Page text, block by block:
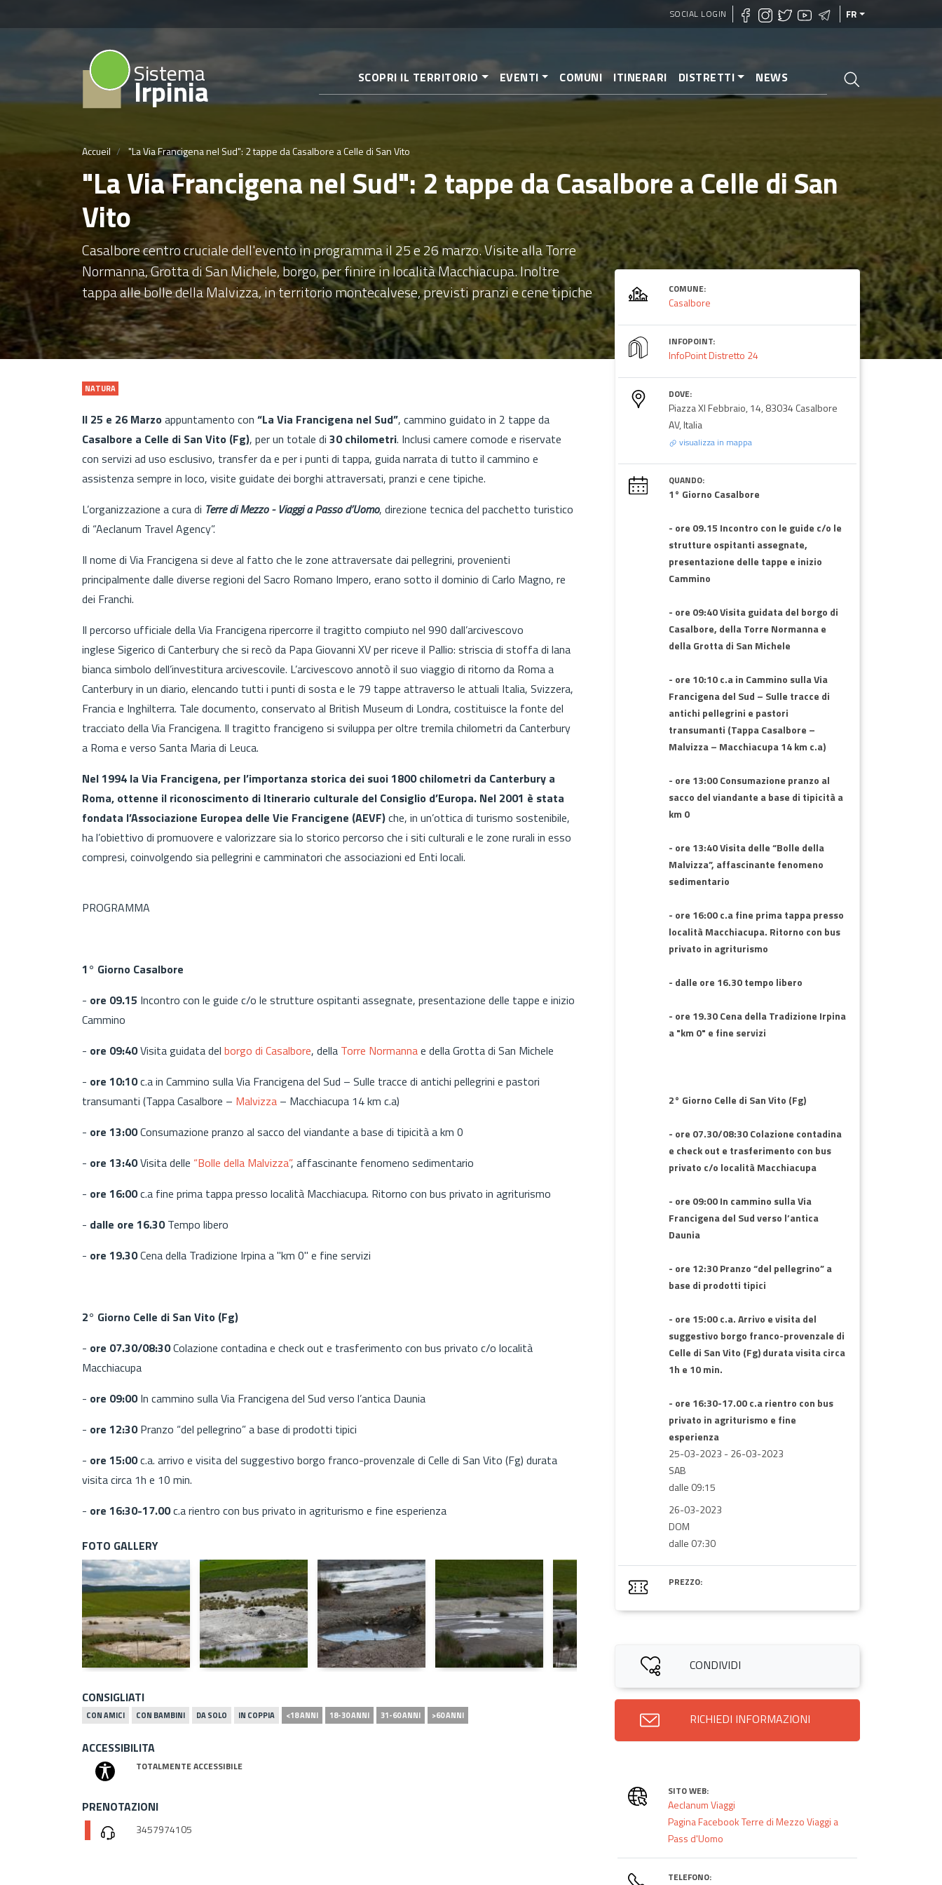
au
principal
SOCIAL LOGIN FR
Sistema
Irpinia SCOPRI IL TERRITORIO EVENTI COMUNI ITINERARI DISTRETTI NEWS
Accueil "La Via Francigena nel Sud": 2 tappe da Casalbore a Celle di San Vito
"La Via Francigena nel Sud": 2 tappe da Casalbore a Celle di San
Vito
Casalbore centro cruciale dell'evento in programma il 25 e 26 marzo. Visite alla Torre
Normanna, Grotta di San Michele, borgo, per finire in località Macchiacupa. Inoltre
tappa alle bolle della Malvizza, in territorio montecalvese, previsti pranzi e cene tipiche
NATURA
Il 25 e 26 Marzoappuntamento con “La Via Francigena nel Sud”, cammino guidato in 2 tappe da
Casalbore a Celle di San Vito (Fg), per un totale di 30 chilometri. Inclusi camere comode e riservate
con servizi ad uso esclusivo, transfer da e per i punti di tappa, guida narrata di tutto il cammino e
assistenza sempre in loco, visite guidate dei borghi attraversati, pranzi e cene tipiche.
L’organizzazione a cura di Terre di Mezzo - Viaggi a Passo d’Uomo, direzione tecnica del pacchetto turistico
di “Aeclanum Travel Agency”.
Il nome di Via Francigena si deve al fatto che le zone attraversate dai pellegrini, provenienti
principalmente dalle diverse regioni del Sacro Romano Impero, erano sotto il dominio di Carlo Magno, re
dei Franchi.
Il percorso ufficiale della Via Francigena ripercorre il tragitto compiuto nel 990 dall’arcivescovo
inglese Sigerico di Canterbury che si recò da Papa Giovanni XV per riceve il Pallio: striscia di stoffa di lana
bianca simbolo dell’investitura arcivescovile. L’arcivescovo annotò il suo viaggio di ritorno da Roma a
Canterbury in un diario, elencando tutti i punti di sosta e le 79 tappe attraverso le attuali Italia, Svizzera,
Francia e Inghilterra. Tale documento, conservato al British Museum di Londra, costituisce la fonte del
tracciato della Via Francigena. Il tragitto francigeno si sviluppa per oltre tremila chilometri da Canterbury
a Roma e verso Santa Maria di Leuca.
Nel 1994 la Via Francigena, per l’importanza storica dei suoi 1800 chilometri da Canterbury a
Roma, ottenne il riconoscimento di Itinerario culturale del Consiglio d’Europa. Nel 2001 è stata
fondata l’Associazione Europea delle Vie Francigene (AEVF)che, in un’ottica di turismo sostenibile,
ha l’obiettivo di promuovere e valorizzare sia lo storico percorso che i siti culturali e le zone rurali in esso
compresi, coinvolgendo sia pellegrini e camminatori che associazioni ed Enti locali.
PROGRAMMA
1° Giorno Casalbore
- ore 09.15 Incontro con le guide c/o le strutture ospitanti assegnate, presentazione delle tappe e inizio
Cammino
- ore 09:40Visita guidata del borgo di Casalbore, della Torre Normannae della Grotta di San Michele
- ore 10:10c.a in Cammino sulla Via Francigena del Sud – Sulle tracce di antichi pellegrini e pastori
transumanti (Tappa Casalbore – Malvizza – Macchiacupa 14 km c.a)
- ore 13:00Consumazione pranzo al sacco del viandante a base di tipicità a km 0
- ore 13:40Visita delle “Bolle della Malvizza”, affascinante fenomeno sedimentario
- ore 16:00c.a fine prima tappa presso località Macchiacupa. Ritorno con bus privato in agriturismo
- dalle ore 16.30Tempo libero
- ore 19.30Cena della Tradizione Irpina a "km 0" e fine servizi
2° Giorno Celle di San Vito (Fg)
- ore 07.30/08:30Colazione contadina e check out e trasferimento con bus privato c/o località
Macchiacupa
- ore 09:00In cammino sulla Via Francigena del Sud verso l’antica Daunia
- ore 12:30Pranzo “del pellegrino” a base di prodotti tipici
- ore 15:00c.a. arrivo e visita del suggestivo borgo franco-provenzale di Celle di San Vito (Fg) durata
visita circa 1h e 10 min.
- ore 16:30-17.00c.a rientro con bus privato in agriturismo e fine esperienza
FOTO GALLERY
CONSIGLIATI
CON AMICI CON BAMBINI DA SOLO IN COPPIA <18 ANNI 18-30 ANNI 31-60 ANNI >60 ANNI
ACCESSIBILITA
TOTALMENTE ACCESSIBILE
PRENOTAZIONI
3457974105
COMUNE:
Casalbore
INFOPOINT:
InfoPoint Distretto 24
DOVE:
Piazza XI Febbraio, 14, 83034 Casalbore
AV, Italia
visualizza in mappa
QUANDO:
1° Giorno Casalbore
- ore 09.15 Incontro con le guide c/o le
strutture ospitanti assegnate,
presentazione delle tappe e inizio
Cammino
- ore 09:40 Visita guidata del borgo di
Casalbore, della Torre Normanna e
della Grotta di San Michele
- ore 10:10 c.a in Cammino sulla Via
Francigena del Sud – Sulle tracce di
antichi pellegrini e pastori
transumanti (Tappa Casalbore –
Malvizza – Macchiacupa 14 km c.a)
- ore 13:00 Consumazione pranzo al
sacco del viandante a base di tipicità a
km 0
- ore 13:40 Visita delle “Bolle della
Malvizza”, affascinante fenomeno
sedimentario
- ore 16:00 c.a fine prima tappa presso
località Macchiacupa. Ritorno con bus
privato in agriturismo
- dalle ore 16.30 tempo libero
- ore 19.30 Cena della Tradizione Irpina
a "km 0" e fine servizi
2° Giorno Celle di San Vito (Fg)
- ore 07.30/08:30 Colazione contadina
e check out e trasferimento con bus
privato c/o località Macchiacupa
- ore 09:00 In cammino sulla Via
Francigena del Sud verso l’antica
Daunia
- ore 12:30 Pranzo “del pellegrino” a
base di prodotti tipici
- ore 15:00 c.a. Arrivo e visita del
suggestivo borgo franco-provenzale di
Celle di San Vito (Fg) durata visita circa
1h e 10 min.
- ore 16:30-17.00 c.a rientro con bus
privato in agriturismo e fine
esperienza
25-03-2023 -26-03-2023
SAB
dalle 09:15
26-03-2023
DOM
dalle 07:30
PREZZO:
CONDIVIDI
RICHIEDI INFORMAZIONI
SITO WEB:
Aeclanum Viaggi
Pagina Facebook Terre di Mezzo Viaggi a
Pass d'Uomo
TELEFONO: